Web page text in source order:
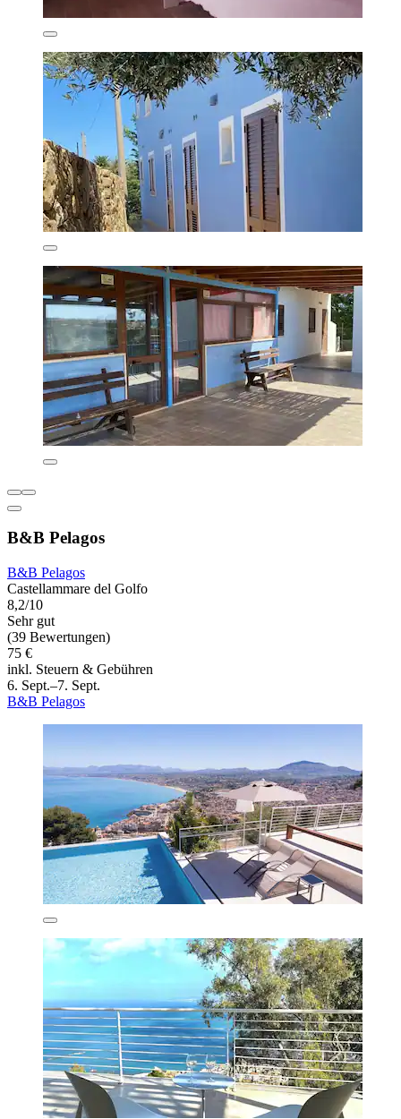
B&B Pelagos
B&B Pelagos
Castellammare del Golfo
8,2/10
Sehr gut
(39 Bewertungen)
75 €
inkl. Steuern & Gebühren
6. Sept.–7. Sept.
B&B Pelagos